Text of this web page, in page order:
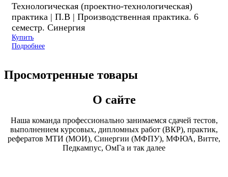
Технологическая (проектно-технологическая)
практика | П.В | Производственная практика. 6
семестр. Синергия
Купить
Подробнее
Просмотренные товары
О сайте
Наша команда профессионально занимаемся сдачей тестов,
выполнением курсовых, дипломных работ (ВКР), практик,
рефератов МТИ (МОИ), Синергии (МФПУ), МФЮА, Витте,
Педкампус, ОмГа и так далее